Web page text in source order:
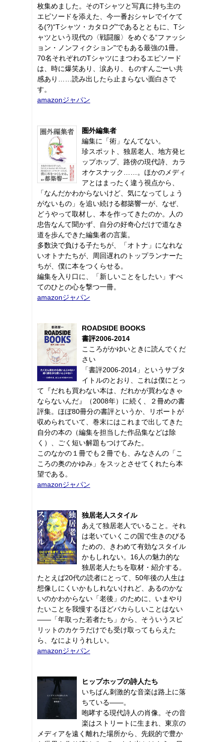
枚集めました。そのTシャツと写真に持ち主の
エピソードを添えた、今一番おシャレでイケて
る(?)“Tシャツ・カタログ"であるとともに、Tシ
ャツという現代の〈戦闘服〉をめぐる“ファッシ
ョン・ノンフィクション"でもある最強の1冊。
70名それぞれのTシャツにまつわるエピソード
は、時に爆笑あり、涙あり、ものすんごーい共
感あり……読み出したら止まらない面白さで
す。
amazonジャパン
圏外編集者
編集に「術」なんてない。
珍スポット、独居老人、地方発ヒ
ップホップ、路傍の現代詩、カラ
オケスナック……。ほかのメディ
アとはまったく違う視点から、
「なんだかわからないけど、気になってしょう
がないもの」を追い続ける都築響一が、なぜ、
どうやって取材し、本を作ってきたのか。人の
忠告なんて聞かず、自分の好奇心だけで道なき
道を歩んできた編集者の言葉。
多数決で負ける子たちが、「オトナ」になれな
いオトナたちが、周回遅れのトップランナーた
ちが、僕に本をつくらせる。
編集を入り口に、「新しいことをしたい」すべ
てのひとの心を撃つ一冊。
amazonジャパン
ROADSIDE BOOKS
書評2006-2014
こころがかゆいときに読んでくだ
さい
「書評2006-2014」というサブタ
イトルのとおり、これは僕にとっ
て『だれも買わない本は、だれかが買わなきゃ
ならないんだ』（2008年）に続く、２冊めの書
評集。ほぼ80冊分の書評というか、リポートが
収められていて、巻末にはこれまで出してきた
自分の本の（編集を担当した作品集などは除
く）、ごく短い解題もつけてみた。
このなかの１冊でも２冊でも、みなさんの「こ
ころの奥のかゆみ」をスッとさせてくれたら本
望である。
amazonジャパン
独居老人スタイル
あえて独居老人でいること。それ
は老いていくこの国で生きのびる
ための、きわめて有効なスタイル
かもしれない。16人の魅力的な
独居老人たちを取材・紹介する。
たとえば20代の読者にとって、50年後の人生は
想像しにくいかもしれないけれど、あるのかな
いのかわからない「老後」のために、いまやり
たいことを我慢するほどバカらしいことはない
――「年取った若者たち」から、そういうスピ
リットのカケラだけでも受け取ってもらえた
ら、なによりうれしい。
amazonジャパン
ヒップホップの詩人たち
いちばん刺激的な音楽は路上に落
ちている――。
咆哮する現代詩人の肖像。その音
楽はストリートに生まれ、東京の
メディアを遠く離れた場所から、先鋭的で豊か